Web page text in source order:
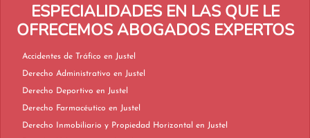
ESPECIALIDADES EN LAS QUE LE
OFRECEMOS ABOGADOS EXPERTOS
Accidentes de Tráfico en Justel
Derecho Administrativo en Justel
Derecho Deportivo en Justel
Derecho Farmacéutico en Justel
Derecho Inmobiliario y Propiedad Horizontal en Justel